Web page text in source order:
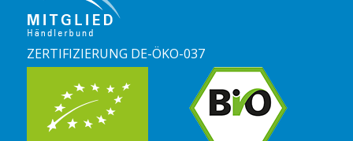
ZERTIFIZIERUNG DE-ÖKO-037